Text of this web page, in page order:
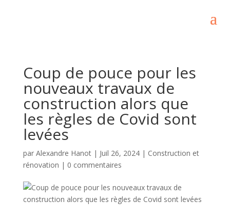
Coup de pouce pour les
nouveaux travaux de
construction alors que
les règles de Covid sont
levées
par Alexandre Hanot| Juil 26, 2024| Construction et
rénovation | 0 commentaires